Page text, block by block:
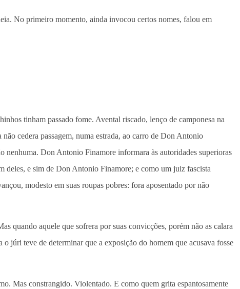
No primeiro momento, ainda invocou certos nomes, falou em
tinham passado fome. Avental riscado, lenço de camponesa na
cedera passagem, numa estrada, ao carro de Don Antonio
nenhuma. Don Antonio Finamore informara às autoridades superioras
deles, e sim de Don Antonio Finamore; e como um juiz fascista
modesto em suas roupas pobres: fora aposentado por não
quando aquele que sofrera por suas convicções, porém não as calara
júri teve de determinar que a exposição do homem que acusava fosse
Mas constrangido. Violentado. E como quem grita espantosamente